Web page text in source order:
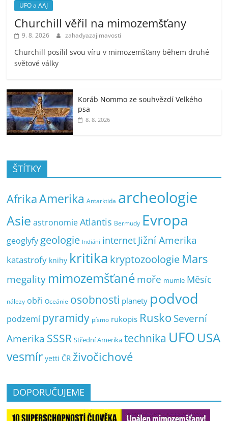
UFO a AAJ
Churchill věřil na mimozemšťany
9. 8. 2026 zahadyazajimavosti
Churchill posílil svou víru v mimozemšťany během druhé
světové války
Koráb Nommo ze souhvězdí Velkého
psa
8. 8. 2026
ŠTÍTKY
AfrikaAmerika Antarktida archeologie
Asie astronomie Atlantis Bermudy Evropa
geoglyfy geologie Indiáni internet Jižní Amerika
katastrofy knihy kritika kryptozoologie Mars
megality mimozemšťanémoře mumie Měsíc
nálezy obři Oceánie osobnosti planety podvod
podzemí pyramidy písmo rukopis Rusko Severní
Amerika SSSR Střední Amerika technika UFO USA
vesmír yetti ČR živočichové
DOPORUČUJEME